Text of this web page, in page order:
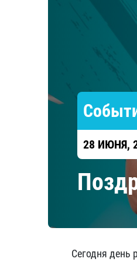
28 ИЮНЯ,
Сегодня день